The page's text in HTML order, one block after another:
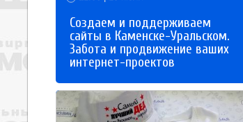
Создаем и поддерживаем
сайты в Каменске-Уральском.
Забота и продвижение ваших
интернет-проектов